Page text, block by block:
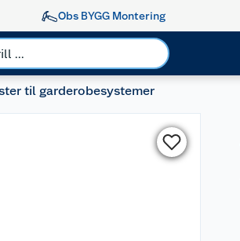
Obs BYGG Montering
til garderobesystemer